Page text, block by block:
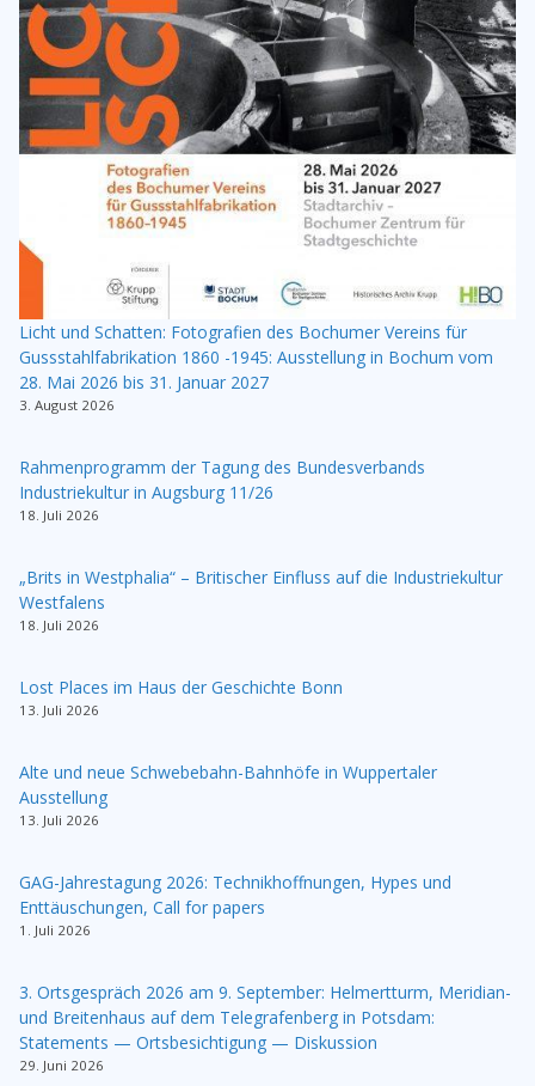
Licht und Schatten: Fotografien des Bochumer Vereins für
Gussstahlfabrikation 1860 -1945: Ausstellung in Bochum vom
28. Mai 2026 bis 31. Januar 2027
3. August 2026
Rahmenprogramm der Tagung des Bundesverbands
Industriekultur in Augsburg 11/26
18. Juli 2026
„Brits in Westphalia“ – Britischer Einfluss auf die Industriekultur
Westfalens
18. Juli 2026
Lost Places im Haus der Geschichte Bonn
13. Juli 2026
Alte und neue Schwebebahn-Bahnhöfe in Wuppertaler
Ausstellung
13. Juli 2026
GAG-Jahrestagung 2026: Technikhoffnungen, Hypes und
Enttäuschungen, Call for papers
1. Juli 2026
3. Ortsgespräch 2026 am 9. September: Helmertturm, Meridian-
und Breitenhaus auf dem Telegrafenberg in Potsdam:
Statements — Ortsbesichtigung — Diskussion
29. Juni 2026